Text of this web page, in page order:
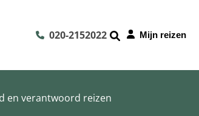
020-2152022 Mijn reizen
en verantwoord reizen